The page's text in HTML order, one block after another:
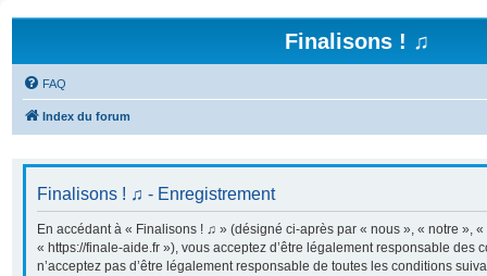
Finalisons ! ♫
FAQ
Index du forum
Finalisons ! ♫ - Enregistrement
En accédant à « Finalisons ! ♫ » (désigné ci-après par « nous », « notre »,
« https://finale-aide.fr »), vous acceptez d’être légalement responsable des
n’acceptez pas d’être légalement responsable de toutes les conditions